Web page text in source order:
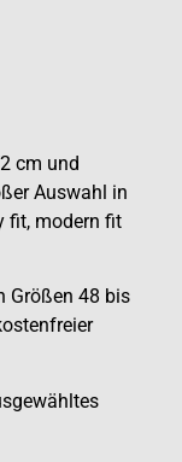
cm und
Auswahl in
fit, modern fit
Größen 48 bis